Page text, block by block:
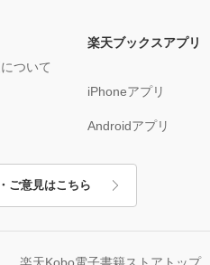
ついて
楽天ブックスアプリ
iPhoneアプリ
Androidアプリ
ご意見はこちら